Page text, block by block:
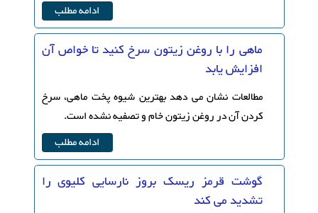
ادامه مطلب
ماهی را با روغن زیتون سرخ کنید تا خواص آن
افزایش یابد
مطالعات نشان می دهد بهترین شیوه پخت ماهی، سرخ
کردن آن در روغن زیتون خام و تصفیه نشده است.
ادامه مطلب
گوشت قرمز ریسک بروز نارسایی کلیوی را
تشدید می کند